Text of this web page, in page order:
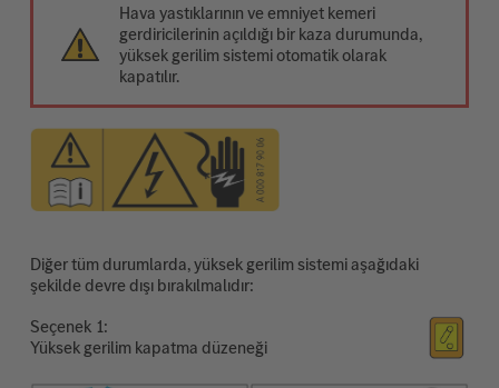
Hava yastıklarının ve emniyet kemeri
gerdiricilerinin açıldığı bir kaza durumunda,
yüksek gerilim sistemi otomatik olarak
kapatılır.
Diğer tüm durumlarda, yüksek gerilim sistemi aşağıdaki
şekilde devre dışı bırakılmalıdır:
Seçenek
Yüksek gerilim kapatma düzeneği